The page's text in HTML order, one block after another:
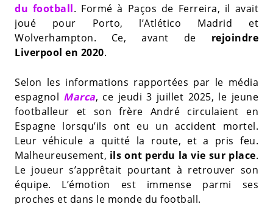
du football. Formé à Paços de Ferreira, il avait
joué pour Porto, l’Atlético Madrid et
Wolverhampton. Ce, avant de rejoindre
Liverpool en 2020.
Selon les informations rapportées par le média
espagnol Marca, ce jeudi 3 juillet 2025, le jeune
footballeur et son frère André circulaient en
Espagne lorsqu’ils ont eu un accident mortel.
Leur véhicule a quitté la route, et a pris feu.
Malheureusement, ils ont perdu la vie sur place.
Le joueur s’apprêtait pourtant à retrouver son
équipe. L’émotion est immense parmi ses
proches et dans le monde du football.